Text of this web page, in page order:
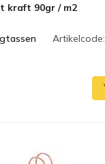
kraft 90gr / m2
Artikelcode: